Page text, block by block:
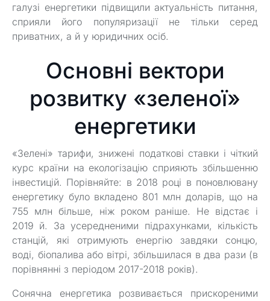
галузі енергетики підвищили актуальність питання,
сприяли його популяризації не тільки серед
приватних, а й у юридичних осіб.
Основні вектори
розвитку «зеленої»
енергетики
«Зелені» тарифи, знижені податкові ставки і чіткий
курс країни на екологізацію сприяють збільшенню
інвестицій. Порівняйте: в 2018 році в поновлювану
енергетику було вкладено 801 млн доларів, що на
755 млн більше, ніж роком раніше. Не відстає і
2019 й. За усередненими підрахунками, кількість
станцій, які отримують енергію завдяки сонцю,
воді, біопалива або вітрі, збільшилася в два рази (в
порівнянні з періодом 2017-2018 років).
Сонячна енергетика розвивається прискореними